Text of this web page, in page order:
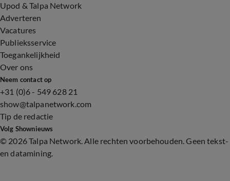
Upod & Talpa Network
Adverteren
Vacatures
Publieksservice
Toegankelijkheid
Over ons
Neem contact op
+31 (0)6 - 549 628 21
show@talpanetwork.com
Tip de redactie
Volg Shownieuws
© 2026 Talpa Network. Alle rechten voorbehouden. Geen tekst-
en datamining.